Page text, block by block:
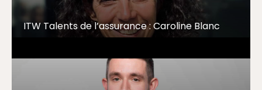
ITW Talents de l’assurance : Caroline Blanc